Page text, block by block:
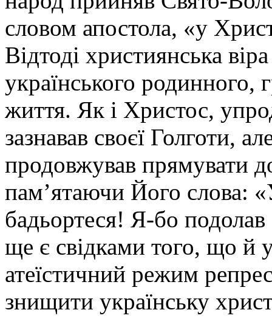
словом апостола, «у
Відтоді християнська
українського родинного,
життя. Як і Христос,
зазнавав своєї Голготи,
продовжував прямувати
памʼятаючи Його слова:
бадьортеся! Я-бо
ще є свідками того, що й
атеїстичний режим
знищити українську